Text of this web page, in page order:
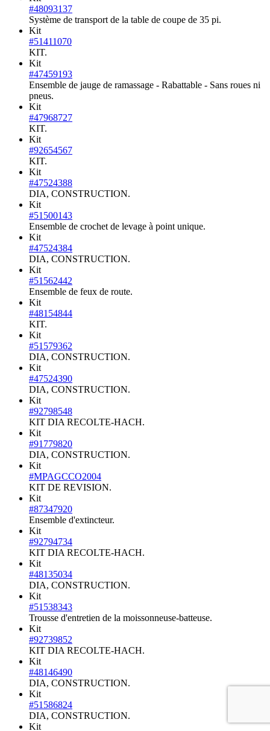
#48093137
Système de transport de la table de coupe de 35 pi.
Kit
#51411070
KIT.
Kit
#47459193
Ensemble de jauge de ramassage - Rabattable - Sans roues ni
pneus.
Kit
#47968727
KIT.
Kit
#92654567
KIT.
Kit
#47524388
DIA, CONSTRUCTION.
Kit
#51500143
Ensemble de crochet de levage à point unique.
Kit
#47524384
DIA, CONSTRUCTION.
Kit
#51562442
Ensemble de feux de route.
Kit
#48154844
KIT.
Kit
#51579362
DIA, CONSTRUCTION.
Kit
#47524390
DIA, CONSTRUCTION.
Kit
#92798548
KIT DIA RECOLTE-HACH.
Kit
#91779820
DIA, CONSTRUCTION.
Kit
#MPAGCCO2004
KIT DE REVISION.
Kit
#87347920
Ensemble d'extincteur.
Kit
#92794734
KIT DIA RECOLTE-HACH.
Kit
#48135034
DIA, CONSTRUCTION.
Kit
#51538343
Trousse d'entretien de la moissonneuse-batteuse.
Kit
#92739852
KIT DIA RECOLTE-HACH.
Kit
#48146490
DIA, CONSTRUCTION.
Kit
#51586824
DIA, CONSTRUCTION.
Kit